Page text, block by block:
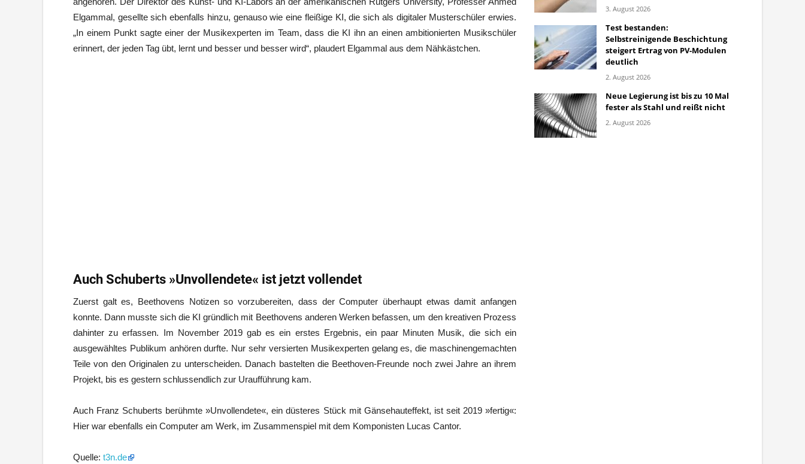
Elgammal, gesellte sich ebenfalls hinzu, genauso wie eine fleißige KI, die sich als digitaler Musterschüler erwies.
„In einem Punkt sagte einer der Musikexperten im Team, dass die KI ihn an einen ambitionierten Musikschüler
erinnert, der jeden Tag übt, lernt und besser und besser wird“, plaudert Elgammal aus dem Nähkästchen.
Auch Schuberts »Unvollendete« ist jetzt vollendet
Zuerst galt es, Beethovens Notizen so vorzubereiten, dass der Computer überhaupt etwas damit anfangen
konnte. Dann musste sich die KI gründlich mit Beethovens anderen Werken befassen, um den kreativen Prozess
dahinter zu erfassen. Im November 2019 gab es ein erstes Ergebnis, ein paar Minuten Musik, die sich ein
ausgewähltes Publikum anhören durfte. Nur sehr versierten Musikexperten gelang es, die maschinengemachten
Teile von den Originalen zu unterscheiden. Danach bastelten die Beethoven-Freunde noch zwei Jahre an ihrem
Projekt, bis es gestern schlussendlich zur Uraufführung kam.
Auch Franz Schuberts berühmte »Unvollendete«, ein düsteres Stück mit Gänsehauteffekt, ist seit 2019 »fertig«:
Hier war ebenfalls ein Computer am Werk, im Zusammenspiel mit dem Komponisten Lucas Cantor.
Quelle: t3n.de
3. August 2026
Test bestanden:
Selbstreinigende Beschichtung
steigert Ertrag von PV-Modulen
deutlich
2. August 2026
Neue Legierung ist bis zu 10 Mal
fester als Stahl und reißt nicht
2. August 2026